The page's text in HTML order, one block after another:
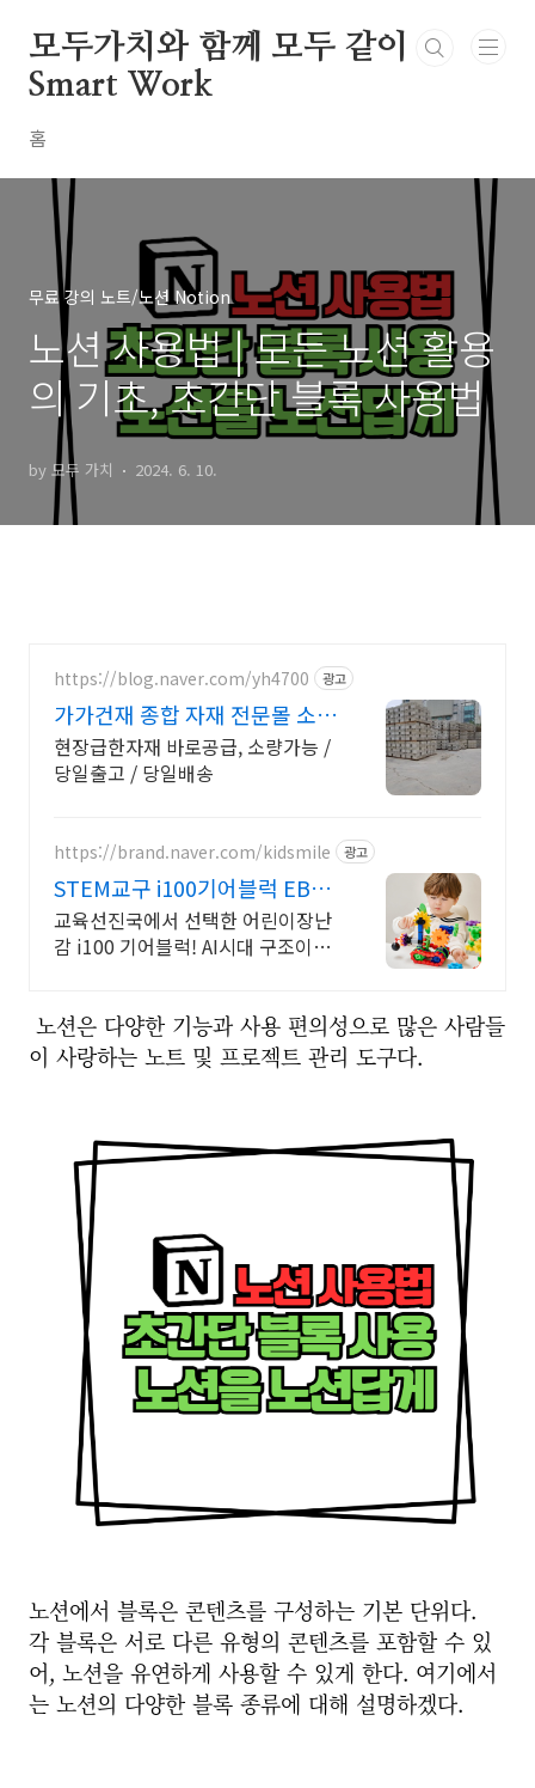
모두가치와 함께 모두 같이
Smart Work
홈
무료 강의 노트/노션 Notion
노션 사용법 | 모든 노션 활용
의 기초, 초간단 블록 사용법
by 모두 가치 2024. 6. 10.
https://blog.naver.com/yh4700 광고
가가건재 종합 자재 전문몰 소량
환영 당일출고 급건문의!
현장급한자재 바로공급, 소량가능 /
당일출고 / 당일배송
https://brand.naver.com/kidsmile 광고
STEM교구 i100기어블럭 EBS
미디어 함께한 장난감
교육선진국에서 선택한 어린이장난
감 i100 기어블럭! AI시대 구조이해
노션은 다양한 기능과 사용 편의성으로 많은 사람들
이 사랑하는 노트 및 프로젝트 관리 도구다.
노션에서 블록은 콘텐츠를 구성하는 기본 단위다.
각 블록은 서로 다른 유형의 콘텐츠를 포함할 수 있
어, 노션을 유연하게 사용할 수 있게 한다. 여기에서
는 노션의 다양한 블록 종류에 대해 설명하겠다.